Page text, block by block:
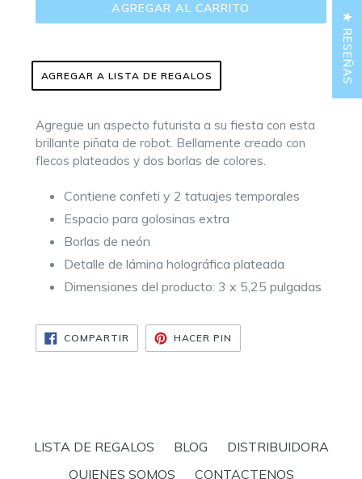
AGREGAR AL CARRITO
AGREGAR A LISTA DE REGALOS
Agregue un aspecto futurista a su fiesta con esta
brillante piñata de robot. Bellamente creado con
flecos plateados y dos borlas de colores.
Contiene confeti y 2 tatuajes temporales
Espacio para golosinas extra
Borlas de neón
Detalle de lámina holográfica plateada
Dimensiones del producto: 3 x 5,25 pulgadas
COMPARTIR COMPARTIR
EN
FACEBOOK
HACER PIN
PINTEREST
LISTA DE REGALOS BLOG
DISTRIBUIDORA
QUIENES SOMOS
CONTACTENOS
★ RESEÑAS